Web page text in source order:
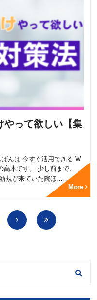
って欲しい【集
んは 今すぐ活用できる W
木です。 少し前まで、
新規が来ていた院ほ……
More